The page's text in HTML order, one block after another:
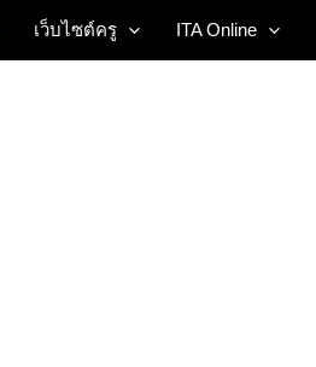
เว็บไซต์ครู ITA Online